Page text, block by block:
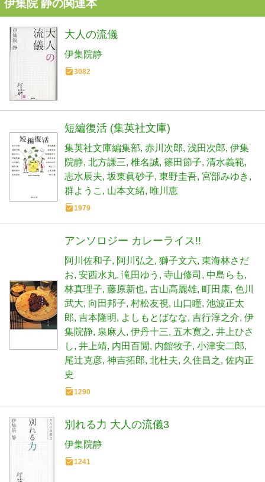
伊集院 静の関連本
大人の流儀
伊集院静
3082
短編復活 (集英社文庫)
集英社文庫編集部 赤川次郎 浅田次郎 伊集
院静 北方謙三 椎名誠 篠田節子 清水義範
志水辰夫 坂東眞砂子 東野圭吾 宮部みゆき
群ようこ
山本文緒 唯川恵
1979
アンソロジー カレーライス!!
阿川佐和子 阿川弘之 獅子文六 東海林さだ
お 安西水丸 滝田ゆう 寺山修司
中島らも
林真理子 藤原新也 古山高麗雄 町田康 色川
武大 向田邦子 村松友視 山口瞳 池波正太
郎 吉本隆明 よしもとばなな 吉行淳之介 伊
集院静 泉麻人 伊丹十三 五木寛之 井上ひさ
し 井上靖 内田百閒 内館牧子 小津安二郎
尾辻克彦 神吉拓郎 北杜夫 久住昌之 佐内正
史
1290
別れる力 大人の流儀3
伊集院静
1241